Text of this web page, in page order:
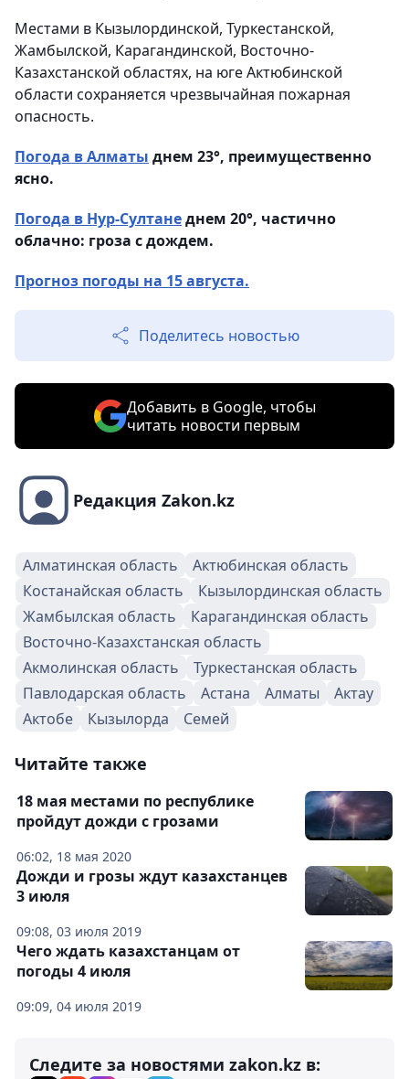
Местами в Кызылординской, Туркестанской,
Жамбылской, Карагандинской, Восточно-
Казахстанской областях, на юге Актюбинской
области сохраняется чрезвычайная пожарная
опасность.
Погода в Алматы днем 23°, преимущественно
ясно.
Погода в Нур-Султанеднем 20°, частично
облачно: гроза с дождем.
Прогноз погоды на 15 августа.
Поделитесь новостью
Добавить в Google, чтобы
читать новости первым
Редакция Zakon.kz
Алматинская область
Актюбинская область
Костанайская область
Кызылординская область
Жамбылская область
Карагандинская область
Восточно-Казахстанская область
Акмолинская область
Туркестанская область
Павлодарская область
Астана Алматы
Актау
Актобе
Кызылорда Семей
Читайте также
06:02, 18 мая 2020
18 мая местами по республике
пройдут дожди с грозами
09:08, 03 июля 2019
Дожди и грозы ждут казахстанцев
3 июля
09:09, 04 июля 2019
Чего ждать казахстанцам от
погоды 4 июля
Следите за новостями zakon.kz в: